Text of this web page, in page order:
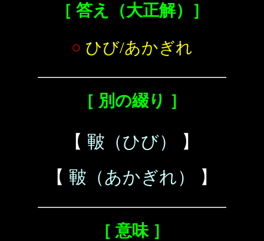
［ 答え（大正解）］
○ ひび/あかぎれ
［ 別の綴り ］
【 皸（ひび）
】
【 皸（あかぎれ） 】
［ 意味 ］